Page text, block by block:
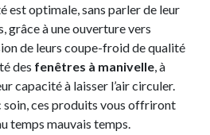
est optimale, sans parler de leur
grâce à une ouverture vers
de leurs coupe-froid de qualité
des fenêtres à manivelle, à
capacité à laisser l’air circuler.
soin, ces produits vous offriront
temps mauvais temps.